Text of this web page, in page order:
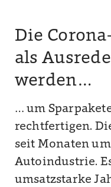
Die
als
werden…
… um
rechtfertigen.
seit Monaten
Autoindustrie.
umsatzstarke